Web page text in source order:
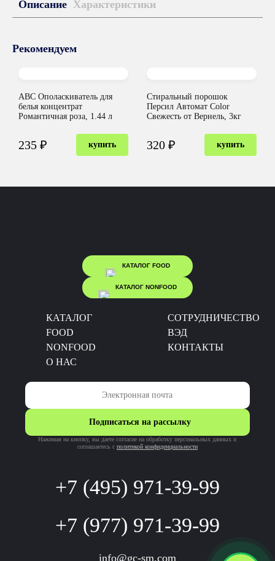
Описание Характеристики
Рекомендуем
ABC Ополаскиватель для
белья концентрат
Романтичная роза, 1.44 л
235 ₽ купить
Стиральный порошок
Персил Автомат Color
Свежесть от Вернель, 3кг
320 ₽ купить
КАТАЛОГ FOOD
КАТАЛОГ NONFOOD
КАТАЛОГ
CОТРУДНИЧЕСТВО
FOOD
ВЭД
NONFOOD
КОНТАКТЫ
О НАС
+7 (495) 971-39-99
+7 (977) 971-39-99
info@gc-sm.com
Подписаться на рассылку
Нажимая на кнопку, вы даете согласие на обработку персональных данных и
соглашаетесь c политикой конфиденциальности